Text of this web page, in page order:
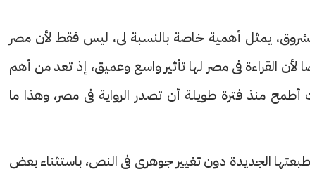
يمثل أهمية خاصة بالنسبة لى، ليس فقط لأن مصر
لأن القراءة فى مصر لها تأثير واسع وعميق، إذ تعد من أهم
أطمح منذ فترة طويلة أن تصدر الرواية فى مصر، وهذا ما
الجديدة دون تغيير جوهرى فى النص، باستثناء بعض